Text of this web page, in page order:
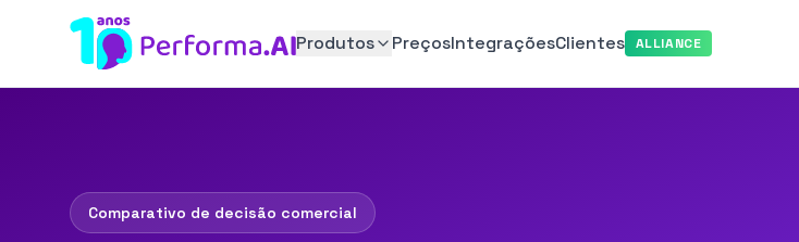
Produtos PreçosIntegraçõesClientes ALLIANCE
Comparativo de decisão comercial